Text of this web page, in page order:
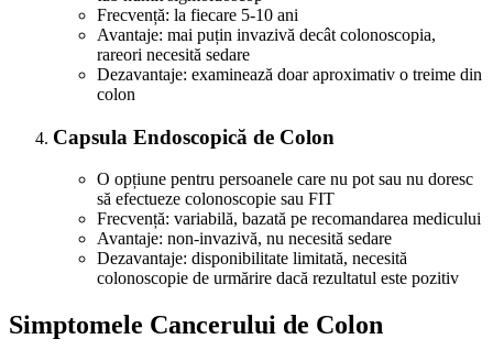
Frecvență: la fiecare 5-10 ani
Avantaje: mai puțin invazivă decât colonoscopia,
rareori necesită sedare
Dezavantaje: examinează doar aproximativ o treime din
colon
Capsula Endoscopică de Colon
O opțiune pentru persoanele care nu pot sau nu doresc
să efectueze colonoscopie sau FIT
Frecvență: variabilă, bazată pe recomandarea medicului
Avantaje: non-invazivă, nu necesită sedare
Dezavantaje: disponibilitate limitată, necesită
colonoscopie de urmărire dacă rezultatul este pozitiv
Simptomele Cancerului de Colon